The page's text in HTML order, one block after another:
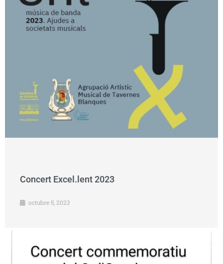
Concert Excel.lent 2023
octubre 5, 2023